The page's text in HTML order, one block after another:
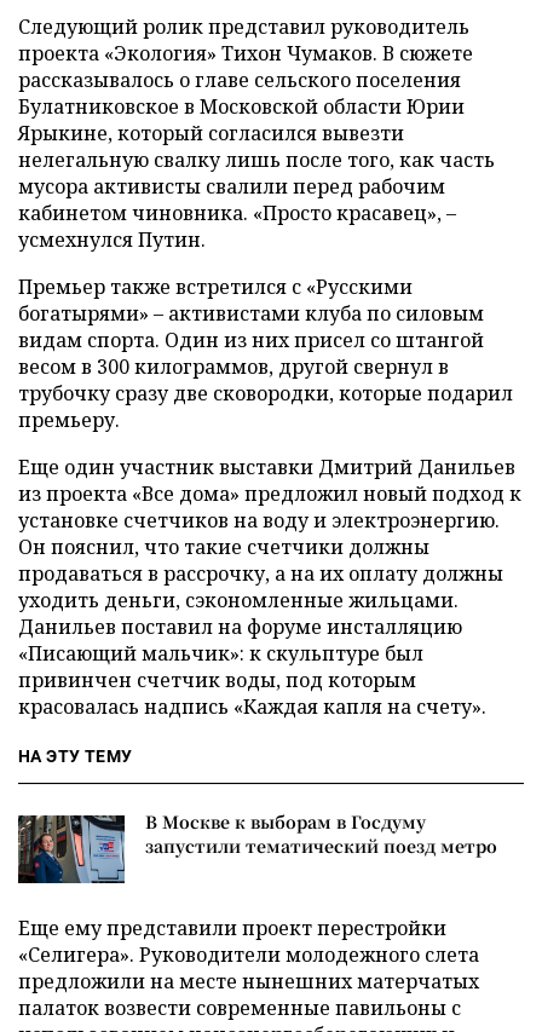
Следующий ролик представил руководитель
проекта «Экология» Тихон Чумаков. В сюжете
рассказывалось о главе сельского поселения
Булатниковское в Московской области Юрии
Ярыкине, который согласился вывезти
нелегальную свалку лишь после того, как часть
мусора активисты свалили перед рабочим
кабинетом чиновника. «Просто красавец», –
усмехнулся Путин.
Премьер также встретился с «Русскими
богатырями» – активистами клуба по силовым
видам спорта. Один из них присел со штангой
весом в 300 килограммов, другой свернул в
трубочку сразу две сковородки, которые подарил
премьеру.
Еще один участник выставки Дмитрий Данильев
из проекта «Все дома» предложил новый подход к
установке счетчиков на воду и электроэнергию.
Он пояснил, что такие счетчики должны
продаваться в рассрочку, а на их оплату должны
уходить деньги, сэкономленные жильцами.
Данильев поставил на форуме инсталляцию
«Писающий мальчик»: к скульптуре был
привинчен счетчик воды, под которым
красовалась надпись «Каждая капля на счету».
НА ЭТУ ТЕМУ
В Москве к выборам в Госдуму
запустили тематический поезд метро
Еще ему представили проект перестройки
«Селигера». Руководители молодежного слета
предложили на месте нынешних матерчатых
палаток возвести современные павильоны с